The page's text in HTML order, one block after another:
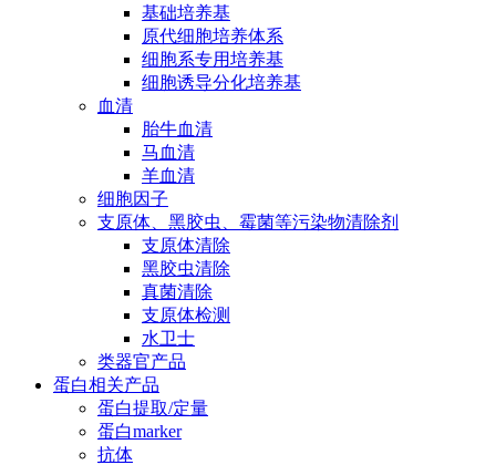
基础培养基
原代细胞培养体系
细胞系专用培养基
细胞诱导分化培养基
血清
胎牛血清
马血清
羊血清
细胞因子
支原体、黑胶虫、霉菌等污染物清除剂
支原体清除
黑胶虫清除
真菌清除
支原体检测
水卫士
类器官产品
蛋白相关产品
蛋白提取/定量
蛋白marker
抗体